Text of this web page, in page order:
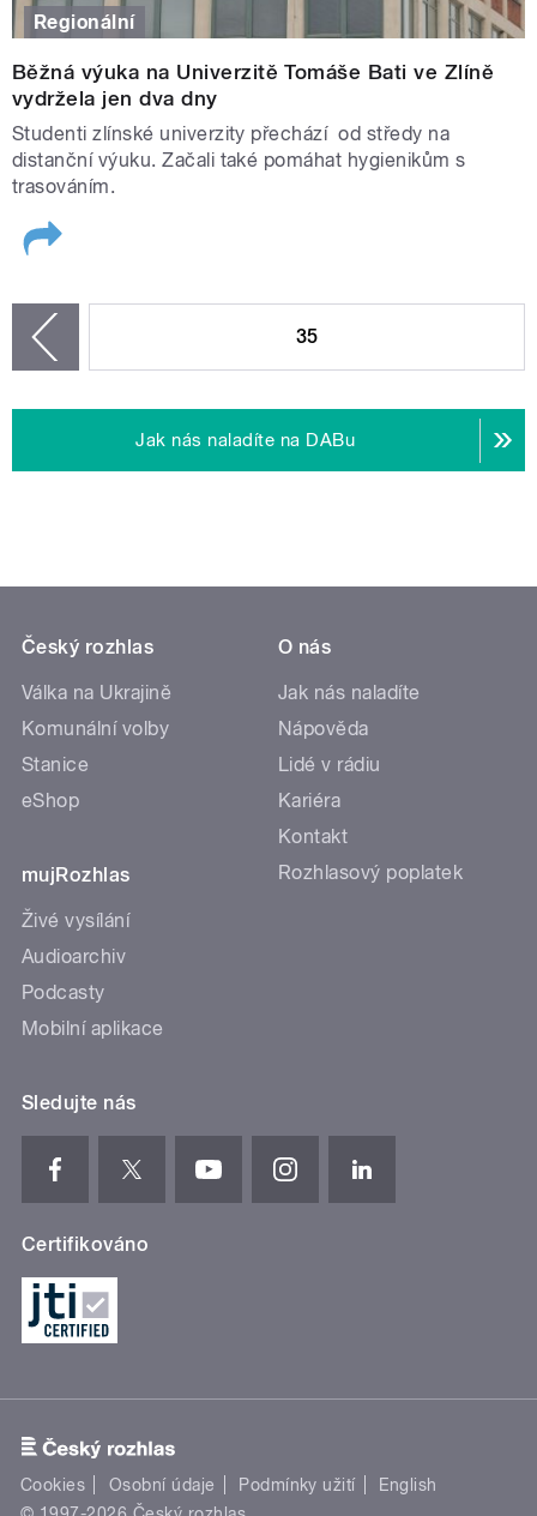
Regionální
Běžná výuka na Univerzitě Tomáše Bati ve Zlíně
vydržela jen dva dny
Studenti zlínské univerzity přechází od středy na
distanční výuku. Začali také pomáhat hygienikům s
trasováním.
35
Jak nás naladíte na DABu
Český rozhlas
Válka na Ukrajině
Komunální volby
Stanice
eShop
mujRozhlas
Živé vysílání
Audioarchiv
Podcasty
Mobilní aplikace
O nás
Jak nás naladíte
Nápověda
Lidé v rádiu
Kariéra
Kontakt
Rozhlasový poplatek
Sledujte nás
Certifikováno
Cookies Osobní údaje Podmínky užití
English